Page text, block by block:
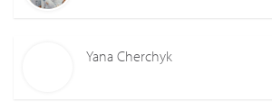
Yana Cherchyk